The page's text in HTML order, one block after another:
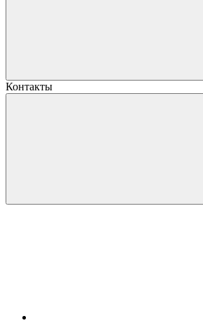
Контакты